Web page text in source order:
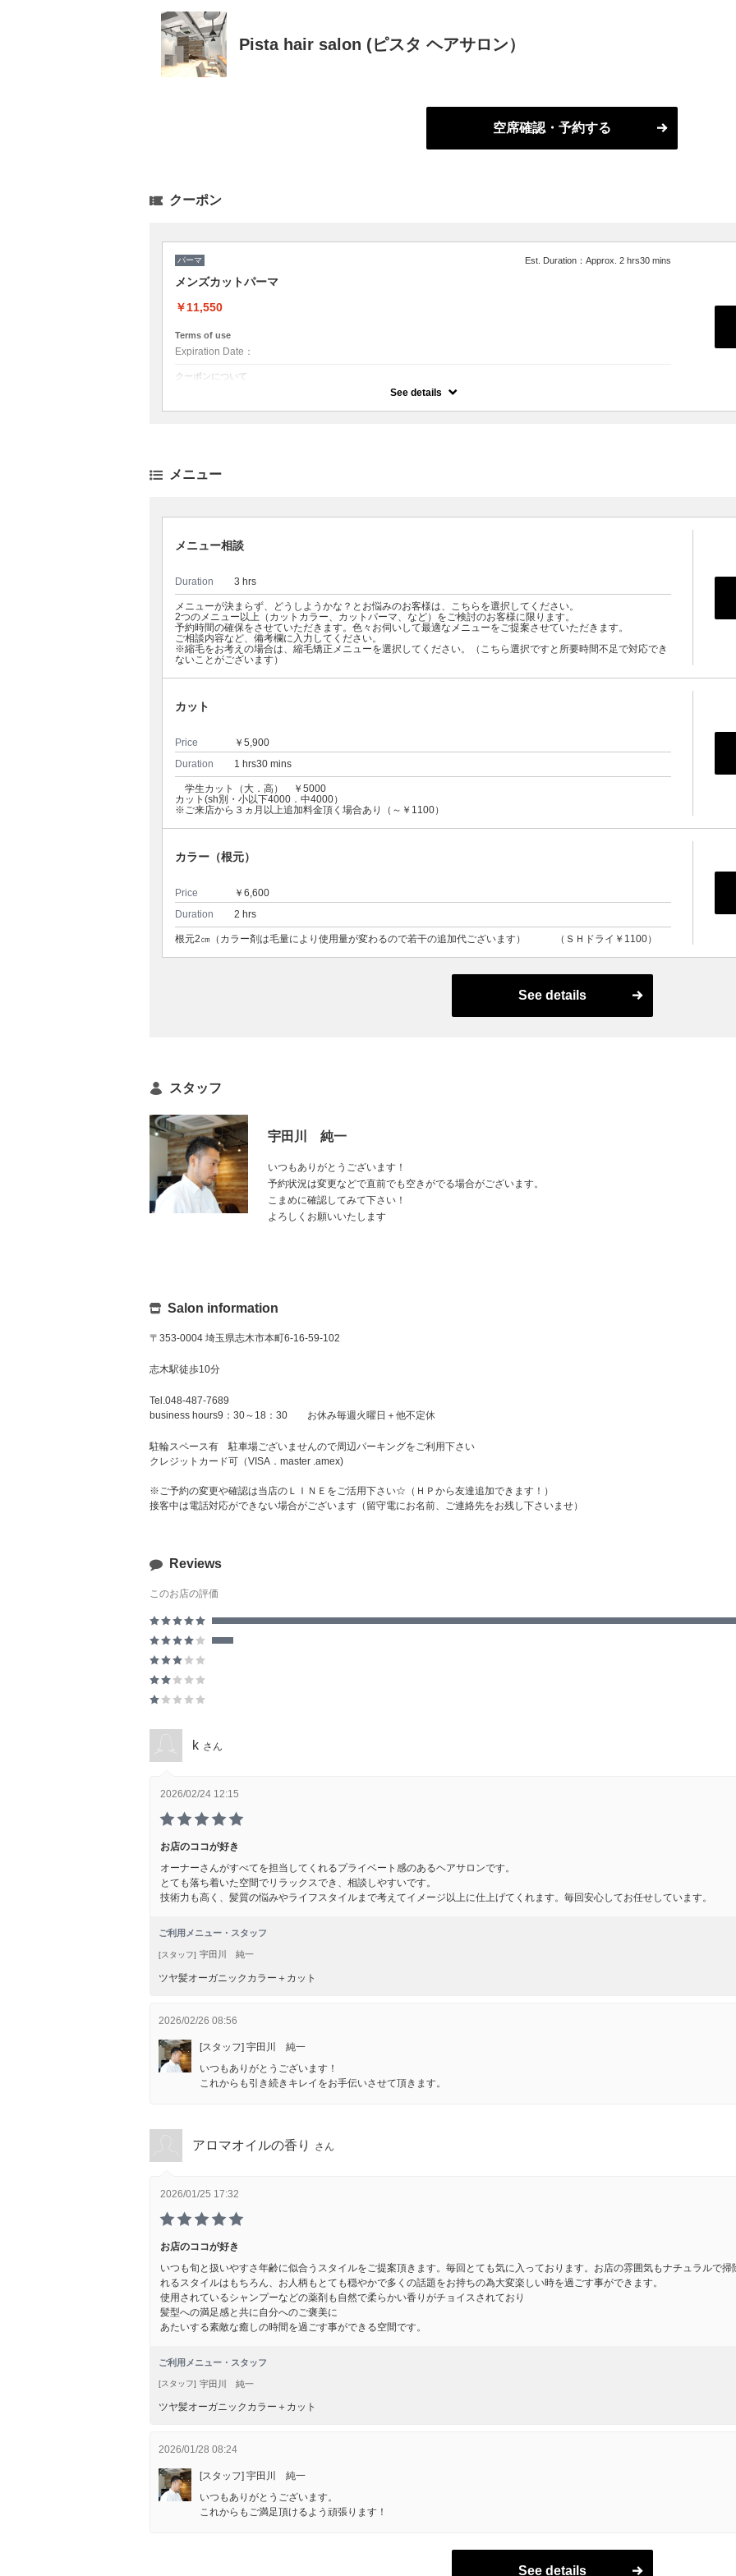
Pista hair salon (ピスタ ヘアサロン）
空席確認・予約する
クーポン
パーマ Est. Duration：Approx. 2 hrs30 mins
メンズカットパーマ
￥11,550
Terms of use
Expiration Date：
クーポンについて
See details
メニュー
メニュー相談
Duration 3 hrs
メニューが決まらず、どうしようかな？とお悩みのお客様は、こちらを選択してください。
2つのメニュー以上（カットカラー、カットパーマ、など）をご検討のお客様に限ります。
予約時間の確保をさせていただきます。色々お伺いして最適なメニューをご提案させていただきます。
ご相談内容など、備考欄に入力してください。
※縮毛をお考えの場合は、縮毛矯正メニューを選択してください。（こちら選択ですと所要時間不足で対応でき
ないことがございます）
カット
Price
￥5,900
Duration
1 hrs30 mins
学生カット（大．高） ￥5000
カット(sh別・小以下4000．中4000）
※ご来店から３ヵ月以上追加料金頂く場合あり（～￥1100）
カラー（根元）
Price
￥6,600
Duration
2 hrs
根元2㎝（カラー剤は毛量により使用量が変わるので若干の追加代ございます） （ＳＨドライ￥1100）
See details
スタッフ
宇田川 純一
いつもありがとうございます！
予約状況は変更などで直前でも空きがでる場合がございます。
こまめに確認してみて下さい！
よろしくお願いいたします
Salon information
〒353-0004 埼玉県志木市本町6-16-59-102
志木駅徒歩10分
Tel.048-487-7689
business hours9：30～18：30 お休み毎週火曜日＋他不定休
駐輪スペース有 駐車場ございませんので周辺パーキングをご利用下さい
クレジットカード可（VISA．master .amex)
※ご予約の変更や確認は当店のＬＩＮＥをご活用下さい☆（ＨＰから友達追加できます！）
接客中は電話対応ができない場合がございます（留守電にお名前、ご連絡先をお残し下さいませ）
Reviews
このお店の評価
k さん
2026/02/24 12:15
お店のココが好き
オーナーさんがすべてを担当してくれるプライベート感のあるヘアサロンです。
とても落ち着いた空間でリラックスでき、相談しやすいです。
技術力も高く、髪質の悩みやライフスタイルまで考えてイメージ以上に仕上げてくれます。毎回安心してお任せしています。
ご利用メニュー・スタッフ
[スタッフ] 宇田川 純一
ツヤ髪オーガニックカラー＋カット
2026/02/26 08:56
[スタッフ] 宇田川 純一
いつもありがとうございます！
これからも引き続きキレイをお手伝いさせて頂きます。
アロマオイルの香り さん
2026/01/25 17:32
お店のココが好き
いつも旬と扱いやすさ年齢に似合うスタイルをご提案頂きます。毎回とても気に入っております。お店の雰囲気もナチュラルで
れるスタイルはもちろん、お人柄もとても穏やかで多くの話題をお持ちの為大変楽しい時を過ごす事ができます。
使用されているシャンプーなどの薬剤も自然で柔らかい香りがチョイスされており
髪型への満足感と共に自分へのご褒美に
あたいする素敵な癒しの時間を過ごす事ができる空間です。
ご利用メニュー・スタッフ
[スタッフ] 宇田川 純一
ツヤ髪オーガニックカラー＋カット
2026/01/28 08:24
[スタッフ] 宇田川 純一
いつもありがとうございます。
これからもご満足頂けるよう頑張ります！
See details